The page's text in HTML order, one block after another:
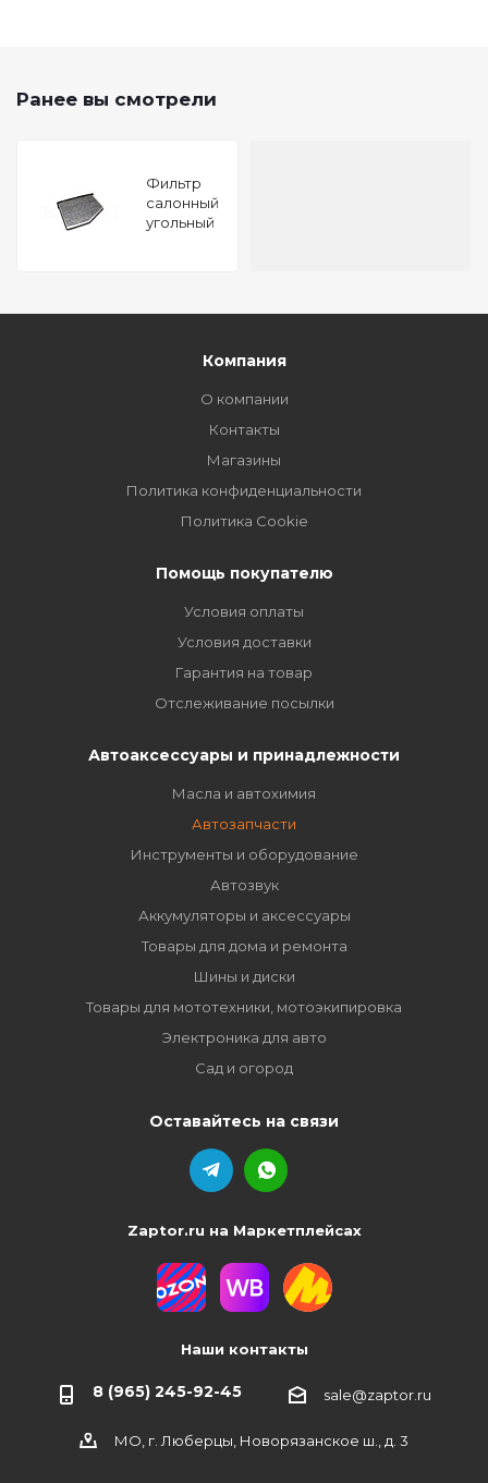
Ранее вы смотрели
Фильтр
салонный
угольный
Компания
О компании
Контакты
Магазины
Политика конфиденциальности
Политика Cookie
Помощь покупателю
Условия оплаты
Условия доставки
Гарантия на товар
Отслеживание посылки
Автоаксессуары и принадлежности
Масла и автохимия
Автозапчасти
Инструменты и оборудование
Автозвук
Аккумуляторы и аксессуары
Товары для дома и ремонта
Шины и диски
Товары для мототехники, мотоэкипировка
Электроника для авто
Сад и огород
Оставайтесь на связи
Zaptor.ru на Маркетплейсах
Наши контакты
8 (965) 245-92-45 sale@zaptor.ru
МО, г. Люберцы, Новорязанское ш., д. 3